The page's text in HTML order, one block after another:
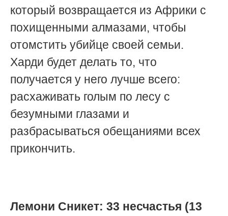
который возвращается из Африки с
похищенными алмазами, чтобы
отомстить убийце своей семьи.
Харди будет делать то, что
получается у него лучше всего:
расхаживать голым по лесу с
безумными глазами и
разбрасываться обещаниями всех
прикончить.
Лемони Сникет: 33 несчастья (13